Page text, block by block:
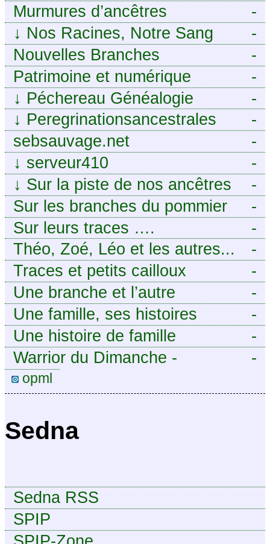
-
Murmures d’ancêtres
-
↓ Nos Racines, Notre Sang
-
Nouvelles Branches
-
Patrimoine et numérique
-
↓ Péchereau Généalogie
-
↓ Peregrinationsancestrales
-
sebsauvage.net
-
↓ serveur410
-
↓ Sur la piste de nos ancêtres
en Périgord.
-
Sur les branches du pommier
-
Sur leurs traces ….
-
Théo, Zoé, Léo et les autres...
-
Traces et petits cailloux
-
Une branche et l’autre
-
Une famille, ses histoires
-
Une histoire de famille
-
Warrior du Dimanche -
Publication à caractère
intermittent, approximatif et
opml
Sedna
Sedna RSS
SPIP